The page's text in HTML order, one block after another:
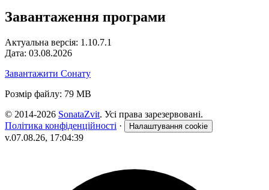
Завантаження програми
Актуальна версія: 1.10.7.1
Дата: 03.08.2026
Завантажити Сонату
Розмір файлу: 79 MB
© 2014-2026 SonataZvit. Усі права зарезервовані.
Політика конфіденційності · Налаштування cookie
v.07.08.26, 17:04:39